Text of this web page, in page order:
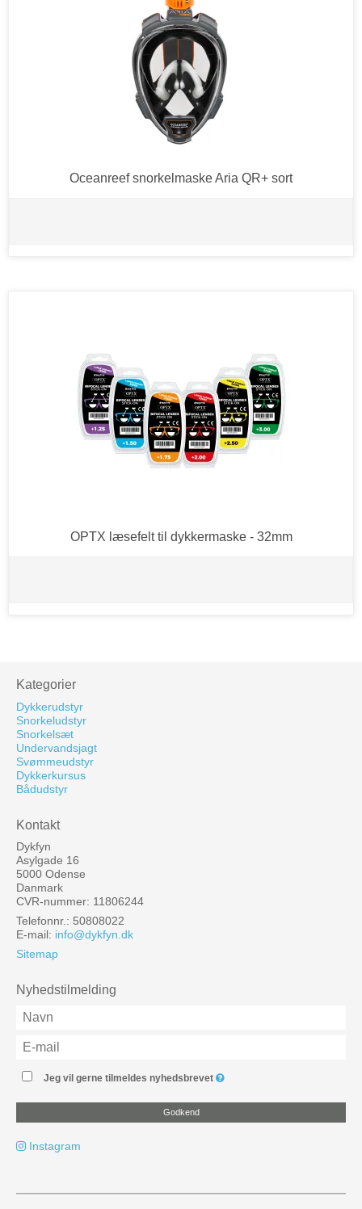
Oceanreef snorkelmaske Aria QR+ sort
OPTX læsefelt til dykkermaske - 32mm
Kategorier
Dykkerudstyr
Snorkeludstyr
Snorkelsæt
Undervandsjagt
Svømmeudstyr
Dykkerkursus
Bådudstyr
Kontakt
Dykfyn
Asylgade 16
5000 Odense
Danmark
CVR-nummer: 11806244
Telefonnr.: 50808022
E-mail: info@dykfyn.dk
Sitemap
Nyhedstilmelding
Jeg vil gerne tilmeldes nyhedsbrevet
Godkend
Instagram